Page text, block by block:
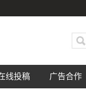
线投稿 广告合作